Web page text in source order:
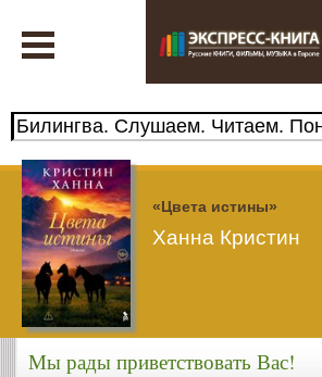
«Цвета истины»
Ханна Кристин
Мы рады приветствовать Вас!